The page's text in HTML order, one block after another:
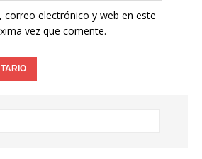
correo electrónico y web en este
vez que comente.